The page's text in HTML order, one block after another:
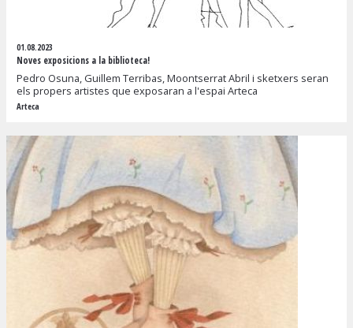
01.08.2023
Noves exposicions a la biblioteca!
Pedro Osuna, Guillem Terribas, Moontserrat Abril i sketxers seran
els propers artistes que exposaran a l'espai Arteca
Arteca